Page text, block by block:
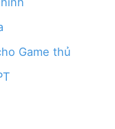
Game thủ